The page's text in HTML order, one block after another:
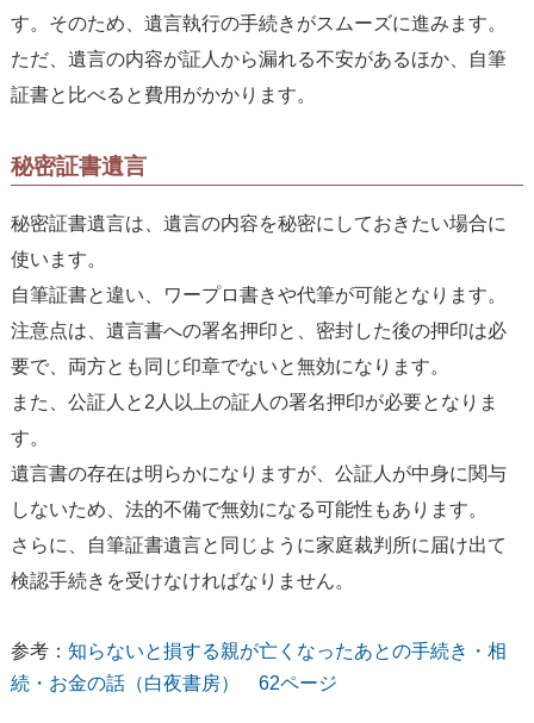
す。そのため、遺言執行の手続きがスムーズに進みます。
ただ、遺言の内容が証人から漏れる不安があるほか、自筆
証書と比べると費用がかかります。
秘密証書遺言
秘密証書遺言は、遺言の内容を秘密にしておきたい場合に
使います。
自筆証書と違い、ワープロ書きや代筆が可能となります。
注意点は、遺言書への署名押印と、密封した後の押印は必
要で、両方とも同じ印章でないと無効になります。
また、公証人と2人以上の証人の署名押印が必要となりま
す。
遺言書の存在は明らかになりますが、公証人が中身に関与
しないため、法的不備で無効になる可能性もあります。
さらに、自筆証書遺言と同じように家庭裁判所に届け出て
検認手続きを受けなければなりません。
参考： 知らないと損する親が亡くなったあとの手続き・相
続・お金の話（白夜書房） 62ページ